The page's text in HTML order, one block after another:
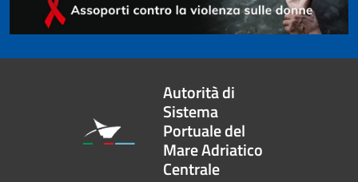
Autorità di
Sistema
Portuale del
Mare Adriatico
Centrale